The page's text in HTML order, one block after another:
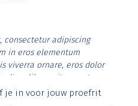
consectetur adipiscing
in eros elementum
viverra ornare, eros dolor
diam libero vitae erat.
cursus id rutrum lorem
je in voor jouw proefrit